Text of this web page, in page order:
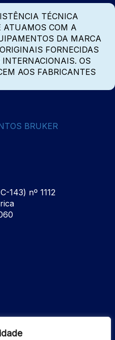
TÉCNICA
ATUAMOS COM A
DA MARCA
FORNECIDAS
INTERNACIONAIS. OS
AOS FABRICANTES
143) nº 1112